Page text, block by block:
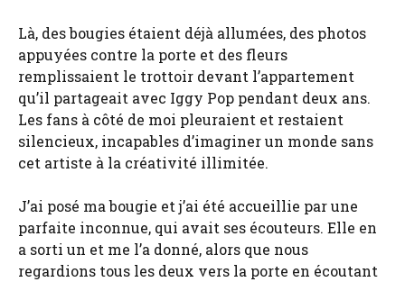
Là, des bougies étaient déjà allumées, des photos
appuyées contre la porte et des fleurs
remplissaient le trottoir devant l’appartement
qu’il partageait avec Iggy Pop pendant deux ans.
Les fans à côté de moi pleuraient et restaient
silencieux, incapables d’imaginer un monde sans
cet artiste à la créativité illimitée.
J’ai posé ma bougie et j’ai été accueillie par une
parfaite inconnue, qui avait ses écouteurs. Elle en
a sorti un et me l’a donné, alors que nous
regardions tous les deux vers la porte en écoutant